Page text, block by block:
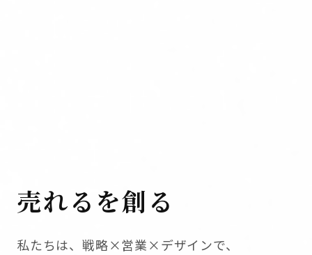
売れるを創る
私たちは、戦略×営業×デザインで、